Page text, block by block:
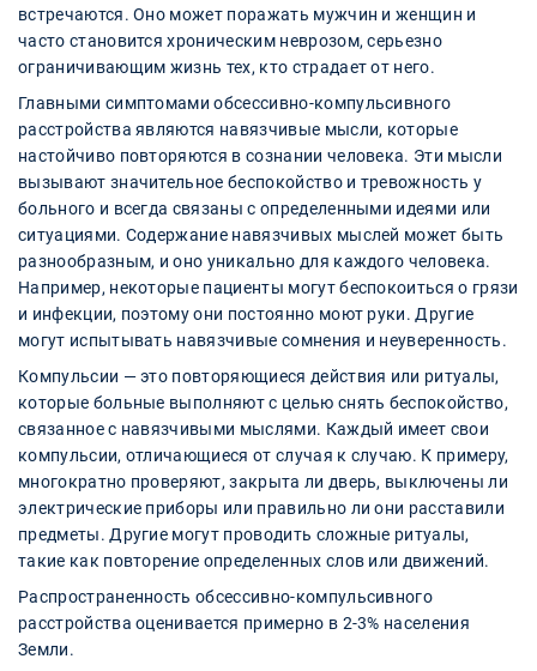
встречаются. Оно может поражать мужчин и женщин и
часто становится хроническим неврозом, серьезно
ограничивающим жизнь тех, кто страдает от него.
Главными симптомами обсессивно-компульсивного
расстройства являются навязчивые мысли, которые
настойчиво повторяются в сознании человека. Эти мысли
вызывают значительное беспокойство и тревожность у
больного и всегда связаны с определенными идеями или
ситуациями. Содержание навязчивых мыслей может быть
разнообразным, и оно уникально для каждого человека.
Например, некоторые пациенты могут беспокоиться о грязи
и инфекции, поэтому они постоянно моют руки. Другие
могут испытывать навязчивые сомнения и неуверенность.
Компульсии — это повторяющиеся действия или ритуалы,
которые больные выполняют с целью снять беспокойство,
связанное с навязчивыми мыслями. Каждый имеет свои
компульсии, отличающиеся от случая к случаю. К примеру,
многократно проверяют, закрыта ли дверь, выключены ли
электрические приборы или правильно ли они расставили
предметы. Другие могут проводить сложные ритуалы,
такие как повторение определенных слов или движений.
Распространенность обсессивно-компульсивного
расстройства оценивается примерно в 2-3% населения
Земли.